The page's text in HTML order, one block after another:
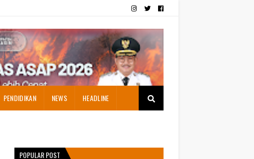
PENDIDIKAN NEWS HEADLINE
POPULAR POST